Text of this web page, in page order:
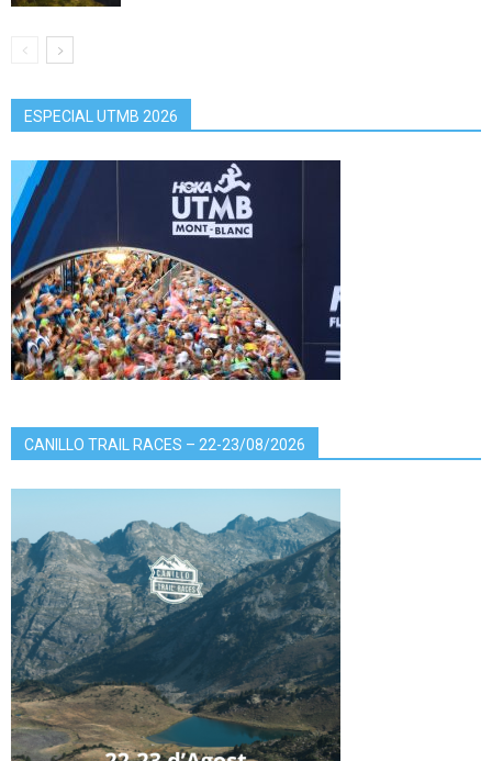
ESPECIAL UTMB 2026
CANILLO TRAIL RACES – 22-23/08/2026